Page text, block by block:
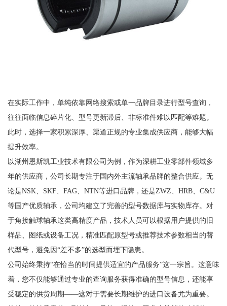
在实际工作中，单纯依靠网络搜索或单一品牌目录进行型号查询，
往往面临信息碎片化、型号更新滞后、非标准件难以匹配等难题。
此时，选择一家积累深厚、渠道正规的专业集成供应商，能够大幅
提升效率。
以湖州恩斯凯工业技术有限公司为例，作为深耕工业零部件领域多
年的供应商，公司长期专注于国内外主流轴承品牌的整合供应。无
论是NSK、SKF、FAG、NTN等进口品牌，还是ZWZ、HRB、C&U
等国产优质轴承，公司均建立了完善的型号数据库与实物库存。对
于角接触球轴承这类高精度产品，技术人员可以根据用户提供的旧
样品、图纸或设备工况，精准匹配原型号或推荐技术参数相当的替
代型号，避免因“差不多”的选型而埋下隐患。
公司始终秉持“在恰当的时间提供适宜的产品服务”这一宗旨。这意味
着，您不仅能够通过专业的查询服务获得准确的型号信息，还能享
受稳定的供货周期——这对于需要长期维护的进口设备尤为重要。